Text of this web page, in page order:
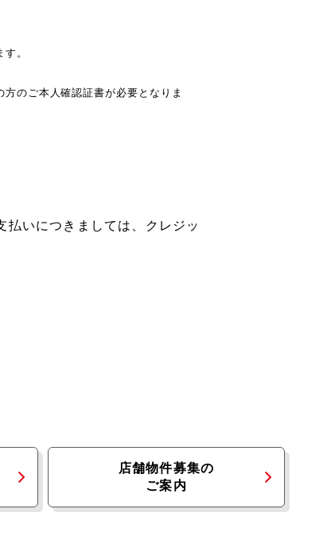
。
のご本人確認証書が必要となりま
いにつきましては、クレジッ
店舗物件募集の
ご案内